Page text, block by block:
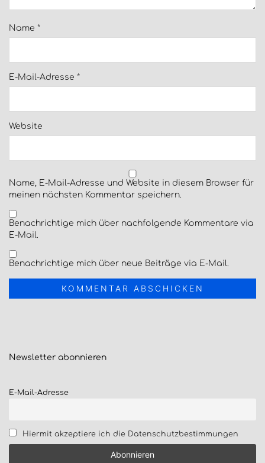
Name *
E-Mail-Adresse *
Website
Name, E-Mail-Adresse und Website in diesem Browser für
meinen nächsten Kommentar speichern.
Benachrichtige mich über nachfolgende Kommentare via
E-Mail.
Benachrichtige mich über neue Beiträge via E-Mail.
Newsletter abonnieren
E-Mail-Adresse
Hiermit akzeptiere ich die Datenschutzbestimmungen